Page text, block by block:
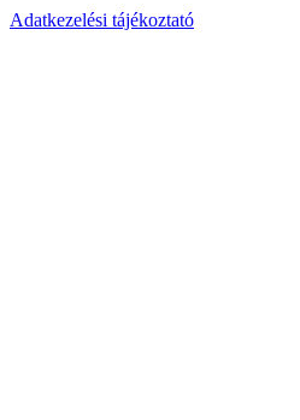
Adatkezelési tájékoztató